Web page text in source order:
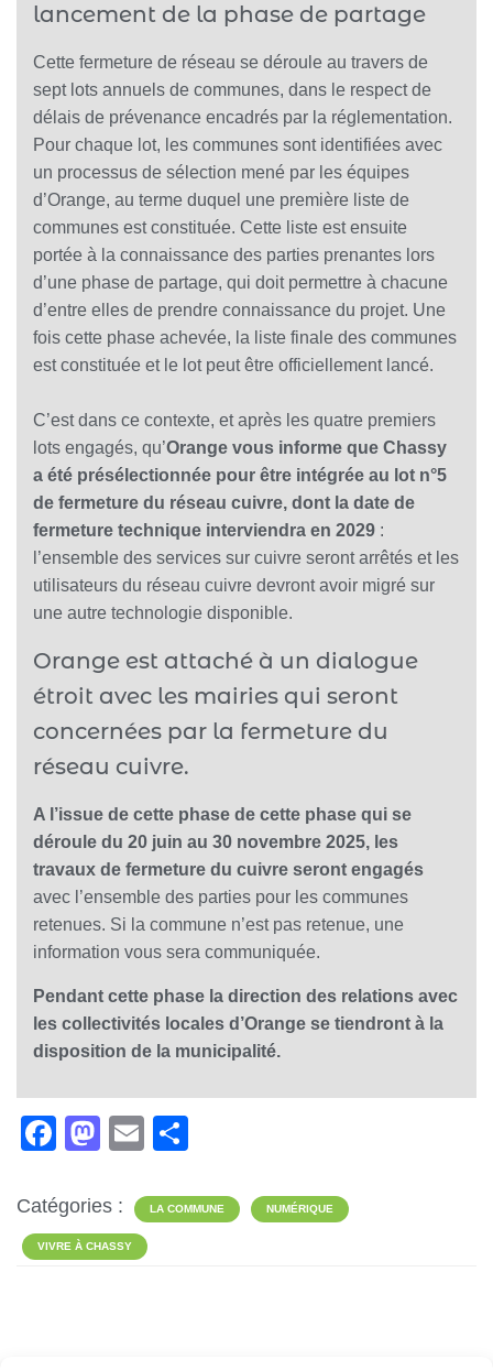
lancement de la phase de partage
Cette fermeture de réseau se déroule au travers de
sept lots annuels de communes, dans le respect de
délais de prévenance encadrés par la réglementation.
Pour chaque lot, les communes sont identifiées avec
un processus de sélection mené par les équipes
d’Orange, au terme duquel une première liste de
communes est constituée. Cette liste est ensuite
portée à la connaissance des parties prenantes lors
d’une phase de partage, qui doit permettre à chacune
d’entre elles de prendre connaissance du projet. Une
fois cette phase achevée, la liste finale des communes
est constituée et le lot peut être officiellement lancé.
C’est dans ce contexte, et après les quatre premiers
lots engagés, qu’Orange vous informe que Chassy
a été présélectionnée pour être intégrée au lot n°5
de fermeture du réseau cuivre, dont la date de
fermeture technique interviendra en 2029 :
l’ensemble des services sur cuivre seront arrêtés et les
utilisateurs du réseau cuivre devront avoir migré sur
une autre technologie disponible.
Orange est attaché à un dialogue
étroit avec les mairies qui seront
concernées par la fermeture du
réseau cuivre.
A l’issue de cette phase de cette phase qui se
déroule du 20 juin au 30 novembre 2025, les
travaux de fermeture du cuivre seront engagés
avec l’ensemble des parties pour les communes
retenues. Si la commune n’est pas retenue, une
information vous sera communiquée.
Pendant cette phase la direction des relations avec
les collectivités locales d’Orange se tiendront à la
disposition de la municipalité.
F
c
e
M
st
o
E
ail ta
Catégories : LA COMMUNE NUMÉRIQUE
VIVRE À CHASSY